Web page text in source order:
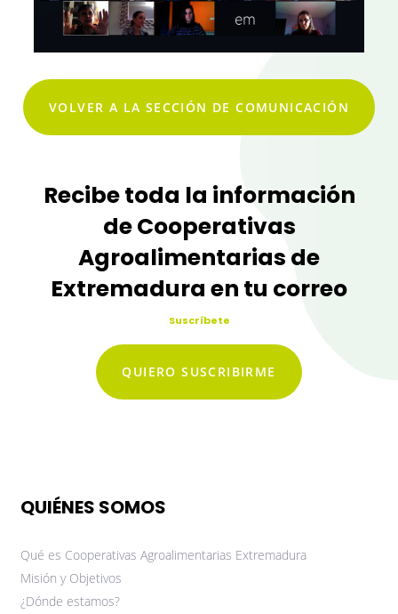
VOLVER A LA SECCIÓN DE COMUNICACIÓN
Recibe toda la información
de Cooperativas
Agroalimentarias de
Extremadura en tu correo
Suscríbete
QUIERO SUSCRIBIRME
QUIÉNES SOMOS
Qué es Cooperativas Agroalimentarias Extremadura
Misión y Objetivos
¿Dónde estamos?